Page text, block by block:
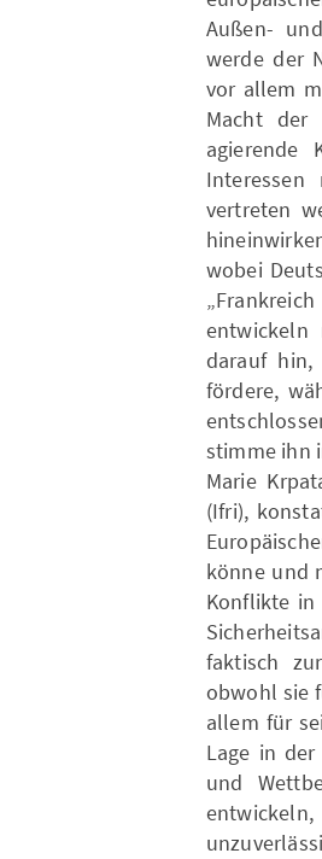
Außen-
werde der
vor allem
Macht der
agierende
vertreten
wobei
entwickeln
darauf hin,
fördere,
stimme ihn
Marie
(Ifri),
könne und
Konflikte in
faktisch
obwohl sie
allem für
Lage in
und